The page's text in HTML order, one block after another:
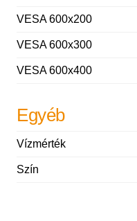
VESA 600x200
VESA 600x300
VESA 600x400
Egyéb
Vízmérték
Szín